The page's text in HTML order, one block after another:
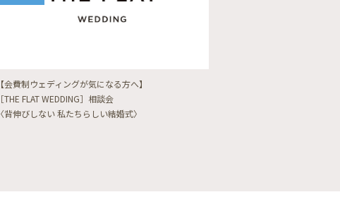
【会費制ウェディングが気になる方へ】
［THE FLAT WEDDING］相談会
〈背伸びしない 私たちらしい結婚式〉